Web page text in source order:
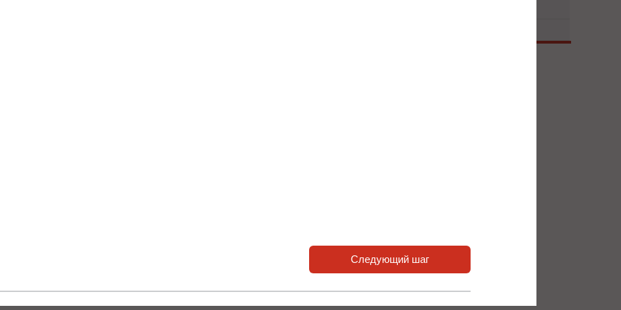
Уточняйте, пожалуйста, критичные для вас параметры у нас или наших партнёров.
Модули расширения входов / выходов
EPC -TM1 1xАВХ, 1xЦВХ, 1x АВЫХ , 1 РВЫХ
EPC -TM2 2xЦВХ, 2xPT100 АВХ, 2xРВЫХ, 2xАВЫХ
Следующий шаг